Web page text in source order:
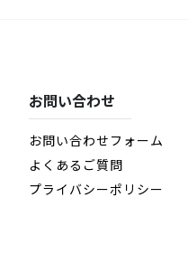
お問い合わせ
お問い合わせフォーム
よくあるご質問
プライバシーポリシー